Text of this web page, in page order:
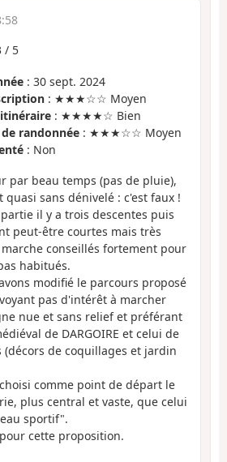
/ 5
: 30 sept. 2024
: ★★★☆☆ Moyen
: ★★★★☆ Bien
randonnée : ★★★☆☆ Moyen
: Non
par beau temps (pas de pluie),
sans dénivelé : c'est faux !
il y a trois descentes puis
peut-être courtes mais très
conseillés fortement pour
habitués.
modifié le parcours proposé
pas d'intérêt à marcher
nue et sans relief et préférant
de DARGOIRE et celui de
(décors de coquillages et jardin
comme point de départ le
plus central et vaste, que celui
sportif".
cette proposition.